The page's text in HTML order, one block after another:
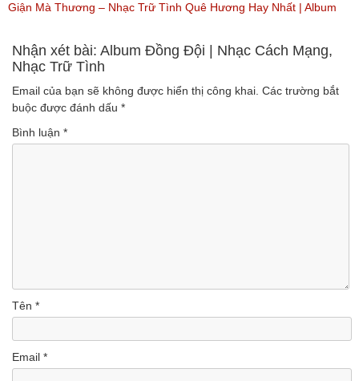
Ơi; Ngày Tết Quê Em)
(Lượt nghe: 340)
Giận Mà Thương – Nhạc Trữ Tình Quê Hương Hay Nhất | Album
Anh Thơ Trọng Tấn
(Lượt nghe: 716)
Nhận xét bài: Album Đồng Đội | Nhạc Cách Mạng,
Nhạc Trữ Tình
Email của bạn sẽ không được hiển thị công khai. Các trường bắt
buộc được đánh dấu *
Bình luận *
Tên *
Email *